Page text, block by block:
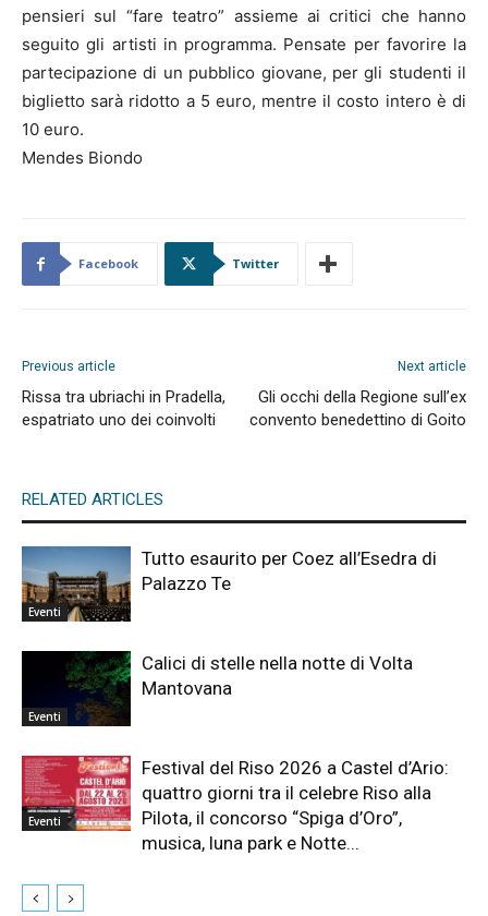
pensieri sul “fare teatro” assieme ai critici che hanno
seguito gli artisti in programma. Pensate per favorire la
partecipazione di un pubblico giovane, per gli studenti il
biglietto sarà ridotto a 5 euro, mentre il costo intero è di
10 euro.
Mendes Biondo
Facebook Twitter
Previous article
Rissa tra ubriachi in Pradella,
espatriato uno dei coinvolti
Next article
Gli occhi della Regione sull’ex
convento benedettino di Goito
RELATED ARTICLES
Eventi
Tutto esaurito per Coez all’Esedra di
Palazzo Te
Eventi
Calici di stelle nella notte di Volta
Mantovana
Eventi
Festival del Riso 2026 a Castel d’Ario:
quattro giorni tra il celebre Riso alla
Pilota, il concorso “Spiga d’Oro”,
musica, luna park e Notte...